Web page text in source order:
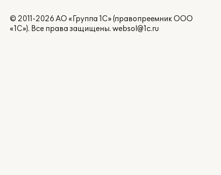
© 2011-2026 АО «Группа 1С» (правопреемник ООО
«1С»). Все права защищены. websol@1c.ru